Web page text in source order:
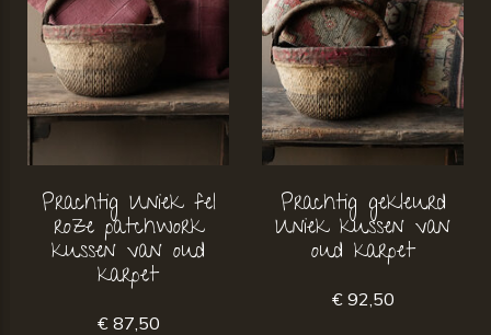
Prachtig Uniek fel
roze patchwork
kussen van oud
karpet
€ 87,50
Prachtig gekleurd
Uniek kussen van
oud karpet
€ 92,50